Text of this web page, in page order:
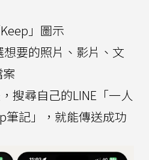
」圖示
要的照片、影片、文
搜尋自己的LINE「一人
筆記」，就能傳送成功